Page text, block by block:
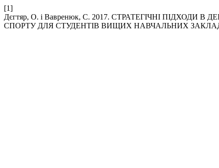
[1]
Дєгтяр, О. і Вавренюк, С. 2017. СТРАТЕГІЧНІ
СПОРТУ ДЛЯ СТУДЕНТІВ ВИЩИХ НАВЧАЛЬНИХ